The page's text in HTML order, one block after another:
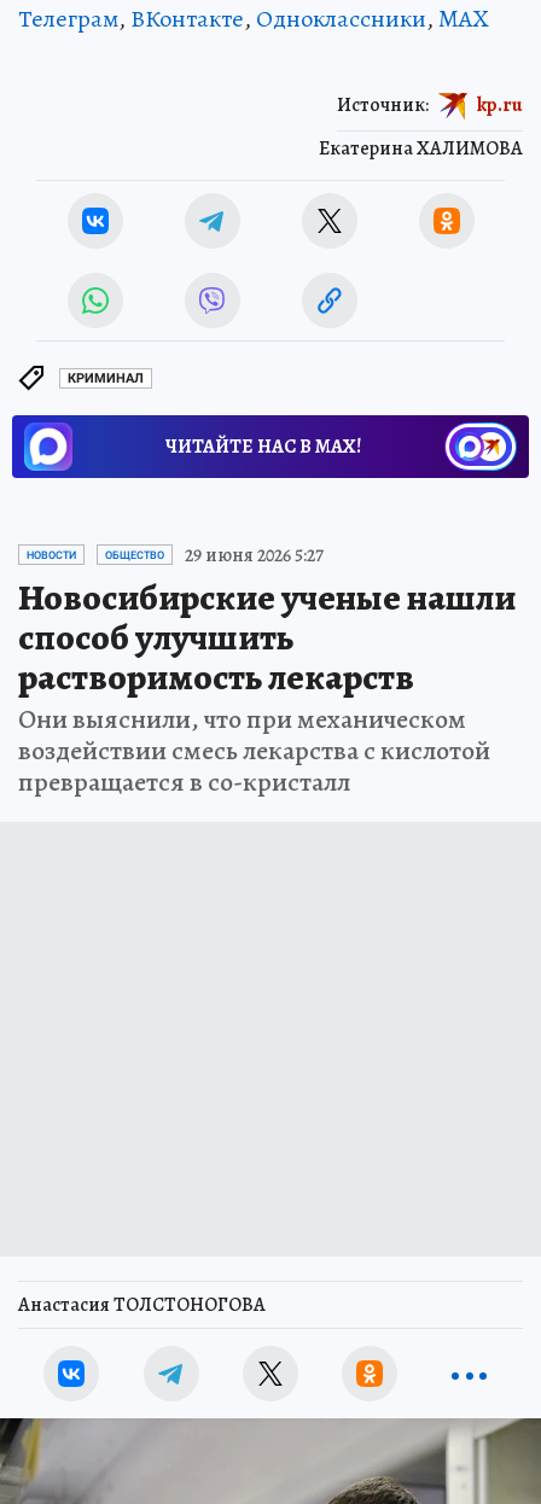
Телеграм, ВКонтакте, Одноклассники,MAX
Екатерина ХАЛИМОВА
Источник: kp.ru
КРИМИНАЛ
ЧИТАЙТЕ НАС В МАХ!
НОВОСТИ ОБЩЕСТВО 29 июня 2026 5:27
Новосибирские ученые нашли
способ улучшить
растворимость лекарств
Они выяснили, что при механическом
воздействии смесь лекарства с кислотой
превращается в со-кристалл
Анастасия ТОЛСТОНОГОВА